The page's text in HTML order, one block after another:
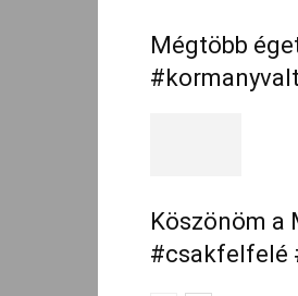
Mégtöbb
Köszönöm a
#csakfelfelé